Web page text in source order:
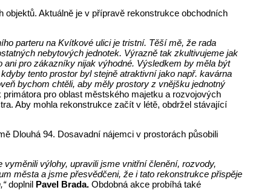
Aktuálně je v přípravě rekonstrukce obchodních
parteru na Kvítkové ulici je tristní. Těší mě, že rada
nebytových jednotek. Výrazně tak zkultivujeme jak
pro zákazníky nijak výhodné. Výsledkem by měla být
tento prostor byl stejně atraktivní jako např. kavárna
bychom chtěli, aby měly prostory z vnějšku jednotný
primátora pro oblast městského majetku a rozvojových
Aby mohla rekonstrukce začít v létě, obdržel stávající
Dlouhá 94. Dosavadní nájemci v prostorách působili
výlohy, upravili jsme vnitřní členění, rozvody,
města a jsme přesvědčeni, že i tato rekonstrukce přispěje
doplnil Pavel Brada. Obdobná akce probíhá také